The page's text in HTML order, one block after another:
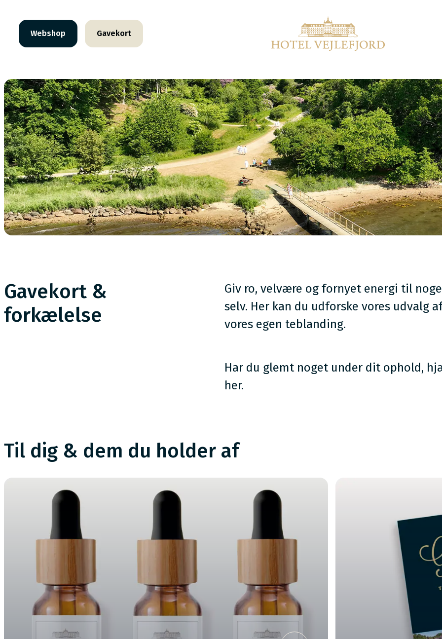
Webshop Gavekort
Gavekort &
forkælelse
Giv ro, velvære og fornyet energi til
selv. Her kan du udforske vores udvalg
vores egen teblanding.
Har du glemt noget under dit ophold,
her.
Til dig & dem du holder af